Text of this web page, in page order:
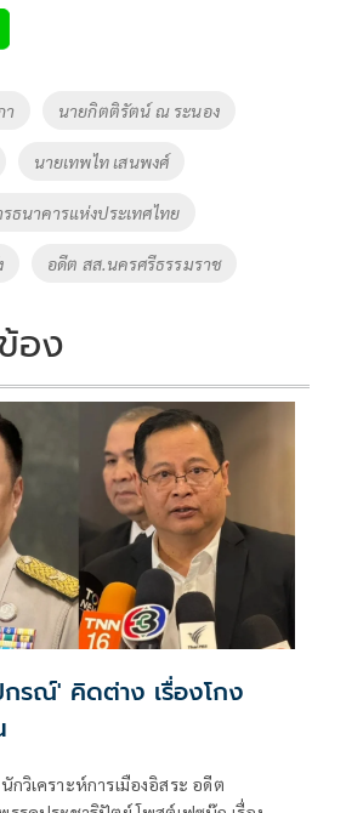
า นายกิตติรัตน์ ณ ระนอง
นายเทพไท เสนพงศ์
ธนาคารแห่งประเทศไทย
อดีต สส.นครศรีธรรมราช
อง
รณ์' คิดต่าง เรื่องโกง
กวิเคราะห์การเมืองอิสระ อดีต